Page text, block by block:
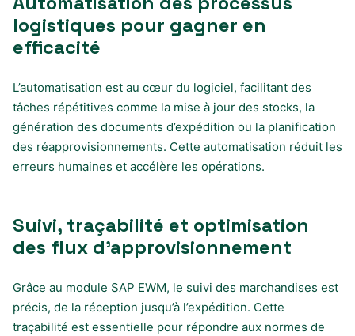
logistiques pour gagner en
efficacité
L’automatisation est au cœur du logiciel, facilitant des
tâches répétitives comme la mise à jour des stocks, la
génération des documents d’expédition ou la planification
des réapprovisionnements. Cette automatisation réduit les
erreurs humaines et accélère les opérations.
Suivi, traçabilité et optimisation
des flux d’approvisionnement
Grâce au module SAP EWM, le suivi des marchandises est
précis, de la réception jusqu’à l’expédition. Cette
traçabilité est essentielle pour répondre aux normes de